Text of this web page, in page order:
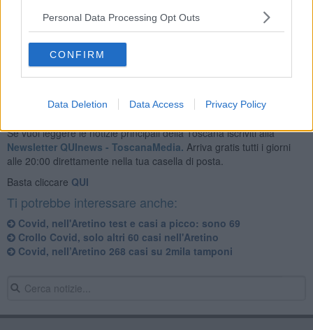
Personal Data Processing Opt Outs
CONFIRM
Data Deletion Data Access Privacy Policy
Nella Asl Toscana Sud Est il totale dei nuovi casi è di 888 cui 345
nell'Aretino, 371 nel Senese e 226 nel Grossetano.
Se vuoi leggere le notizie principali della Toscana iscriviti alla
Newsletter QUInews - ToscanaMedia. Arriva gratis tutti i giorni
alle 20:00 direttamente nella tua casella di posta.
Basta cliccare QUI
Ti potrebbe interessare anche:
Covid, nell'Aretino test e casi a picco: sono 69
Crollo Covid, solo altri 60 casi nell'Aretino
Covid, nell’Aretino 268 casi su 2mila tamponi